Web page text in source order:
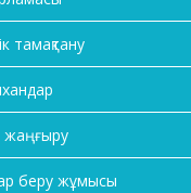
тамақтану
жаңғыру
беру жұмысы